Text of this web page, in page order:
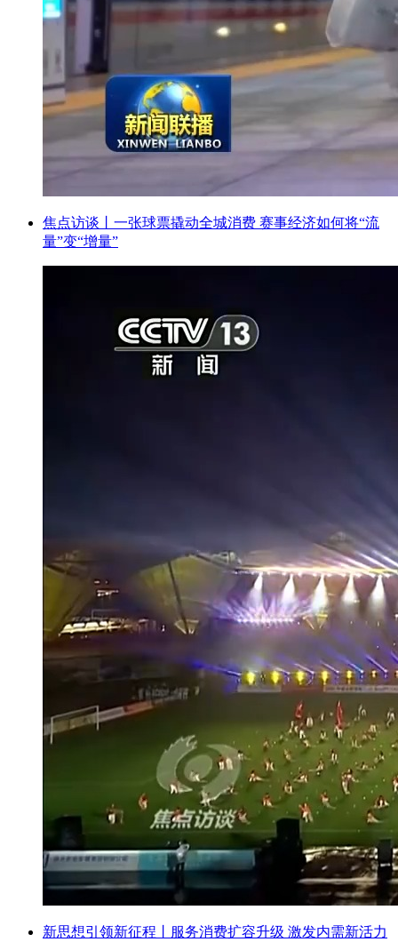
焦点访谈丨一张球票撬动全城消费 赛事经济如何将“流
量”变“增量”
新思想引领新征程丨服务消费扩容升级 激发内需新活力